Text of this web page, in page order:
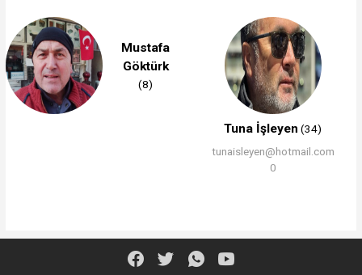
Mustafa
Göktürk
(8)
Tuna İşleyen (34)
tunaisleyen@hotmail.com
0